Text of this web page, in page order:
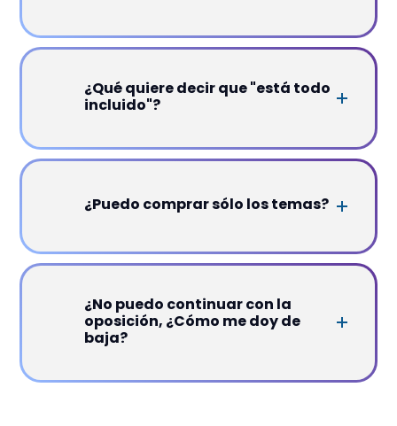
¿Qué quiere decir que "está todo
incluido"?
¿Puedo comprar sólo los temas?
¿No puedo continuar con la
oposición, ¿Cómo me doy de
baja?